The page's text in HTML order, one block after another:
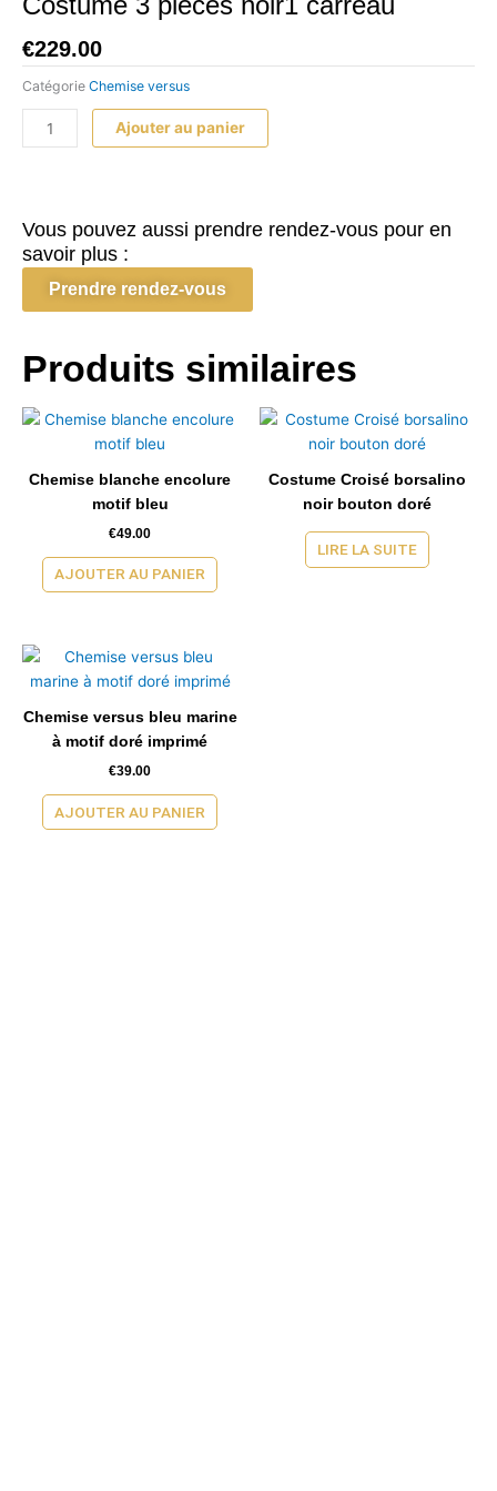
€229.00
Catégorie Chemise versus
quantité
de
noir1
carreau
Ajouter au panier
Vous pouvez aussi prendre rendez-vous pour en
savoir plus :
Prendre rendez-vous
Produits similaires
Chemise blanche encolure
motif bleu
€49.00
AJOUTER AU PANIER
Costume Croisé borsalino
noir bouton doré
LIRE LA SUITE
Chemise versus bleu marine
à motif doré imprimé
€39.00
AJOUTER AU PANIER